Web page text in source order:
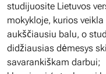
studijuosite Lietuvos
mokykloje, kurios
aukščiausiu balu, o
didžiausias dėmesys
savarankiškam darbui;